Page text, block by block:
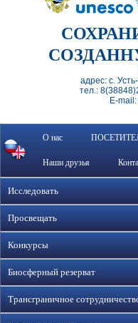
адрес: с.
тел.:
E-
О нас
Наши друзья
Исследовать
Просвещать
Конкурсы
Биосферный резерват
Трансграничное